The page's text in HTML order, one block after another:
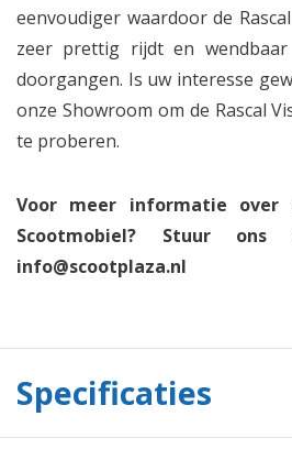
eenvoudiger waardoor de
zeer prettig rijdt en
doorgangen. Is uw interesse
onze Showroom om de Rascal
te proberen.
Voor meer informatie over
Scootmobiel? Stuur
info@scootplaza.nl
Specificaties